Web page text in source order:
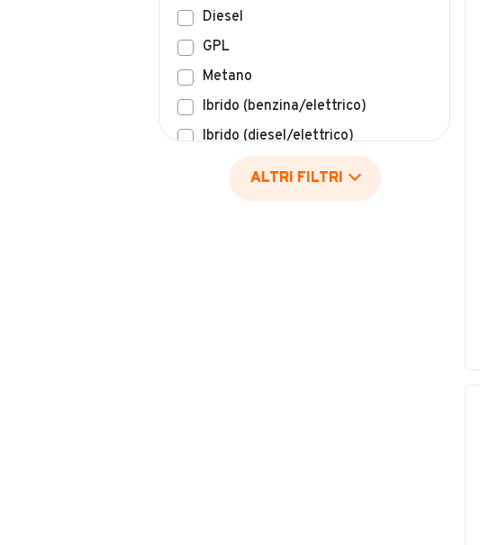
Diesel
GPL
Metano
Ibrido (benzina/elettrico)
Ibrido (diesel/elettrico)
Elettrico
Idrogeno
ALTRI FILTRI